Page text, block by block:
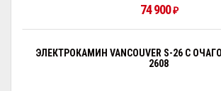
74 900₽
ЭЛЕКТРОКАМИН VANCOUVER S-26 С
2608